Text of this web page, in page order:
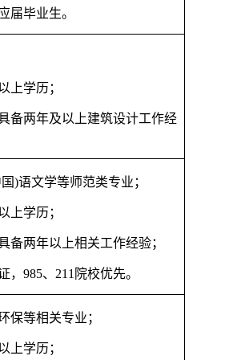
届毕业生。
上学历；
备两年及以上建筑设计工作经
)语文学等师范类专业 ；
上学历 ；
备两年以上相关工作经验；
，985、211院校优先。
保等相关专业 ；
上学历 ；